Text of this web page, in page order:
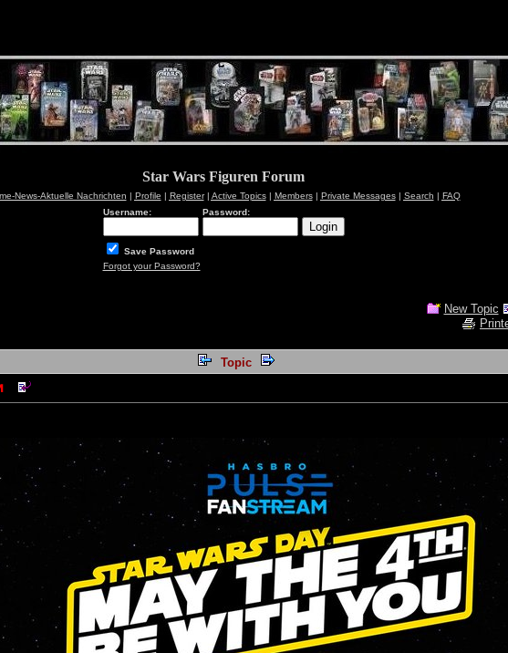
Star Wars Figuren Forum
News-Aktuelle Nachrichten | Profile | Register| Active Topics| Members| Private Messages| Search | FAQ
Username:
Password:
Save Password
Forgot your Password?
New Topic
Topic